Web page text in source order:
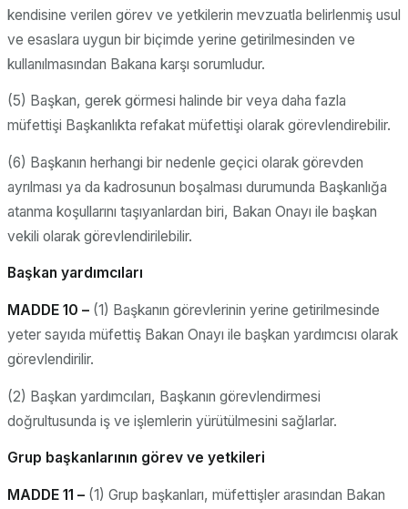
kendisine verilen görev ve yetkilerin mevzuatla belirlenmiş usul
ve esaslara uygun bir biçimde yerine getirilmesinden ve
kullanılmasından Bakana karşı sorumludur.
(5) Başkan, gerek görmesi halinde bir veya daha fazla
müfettişi Başkanlıkta refakat müfettişi olarak görevlendirebilir.
(6) Başkanın herhangi bir nedenle geçici olarak görevden
ayrılması ya da kadrosunun boşalması durumunda Başkanlığa
atanma koşullarını taşıyanlardan biri, Bakan Onayı ile başkan
vekili olarak görevlendirilebilir.
Başkan yardımcıları
MADDE 10 – (1) Başkanın görevlerinin yerine getirilmesinde
yeter sayıda müfettiş Bakan Onayı ile başkan yardımcısı olarak
görevlendirilir.
(2) Başkan yardımcıları, Başkanın görevlendirmesi
doğrultusunda iş ve işlemlerin yürütülmesini sağlarlar.
Grup başkanlarının görev ve yetkileri
MADDE 11 – (1) Grup başkanları, müfettişler arasından Bakan